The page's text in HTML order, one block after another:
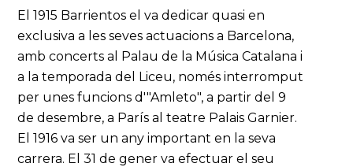
El 1915 Barrientos el va dedicar quasi en
exclusiva a les seves actuacions a Barcelona,
amb concerts al Palau de la Música Catalana i
a la temporada del Liceu, només interromput
per unes funcions d'"Amleto", a partir del 9
de desembre, a París al teatre Palais Garnier.
El 1916 va ser un any important en la seva
carrera. El 31 de gener va efectuar el seu